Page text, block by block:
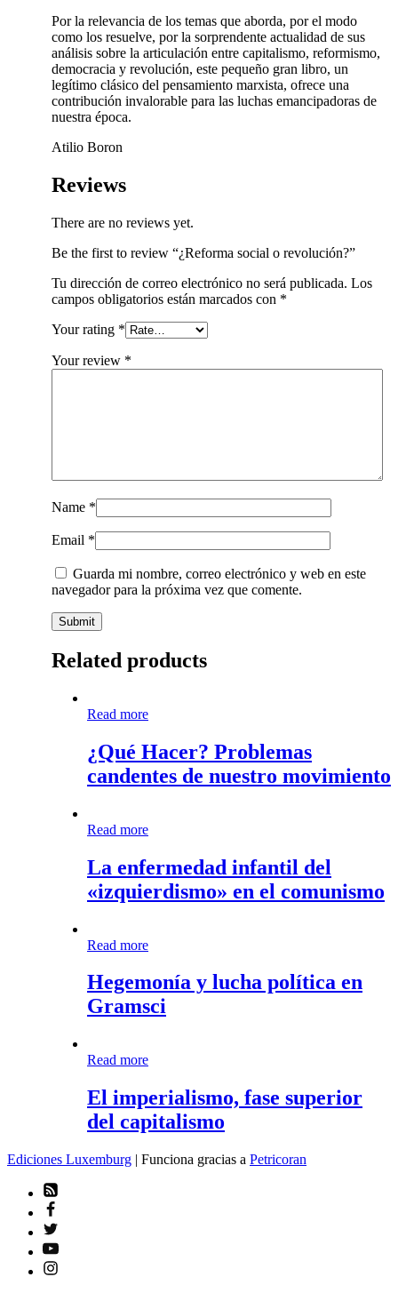
Por la relevancia de los temas que aborda, por el modo
como los resuelve, por la sorprendente actualidad de sus
análisis sobre la articulación entre capitalismo, reformismo,
democracia y revolución, este pequeño gran libro, un
legítimo clásico del pensamiento marxista, ofrece una
contribución invalorable para las luchas emancipadoras de
nuestra época.
Atilio Boron
Reviews
There are no reviews yet.
Be the first to review “¿Reforma social o revolución?”
Tu dirección de correo electrónico no será publicada. Los
campos obligatorios están marcados con *
Your rating *
Your review *
Name *
Email *
Guarda mi nombre, correo electrónico y web en este
navegador para la próxima vez que comente.
Related products
¿Qué
Problemas
candentes
de
Read more
¿Qué Hacer? Problemas
candentes de nuestro movimiento
La
infantil
del
«izquierdismo»
comunismo
Read more
La enfermedad infantil del
«izquierdismo» en el comunismo
Hegemonía
lucha
política
en
Read more
Hegemonía y lucha política en
Gramsci
El
fase
superior
del
Read more
El imperialismo, fase superior
del capitalismo
Ediciones Luxemburg | Funciona gracias a Petricoran